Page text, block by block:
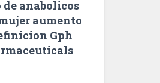
de anabolicos
aumento
Gph